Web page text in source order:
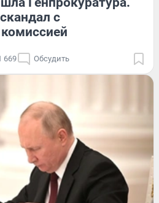
с
669 Обсудить